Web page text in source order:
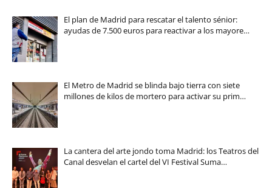
El plan de Madrid para rescatar el talento sénior:
ayudas de 7.500 euros para reactivar a los mayore…
El Metro de Madrid se blinda bajo tierra con siete
millones de kilos de mortero para activar su prim…
La cantera del arte jondo toma Madrid: los Teatros del
Canal desvelan el cartel del VI Festival Suma…